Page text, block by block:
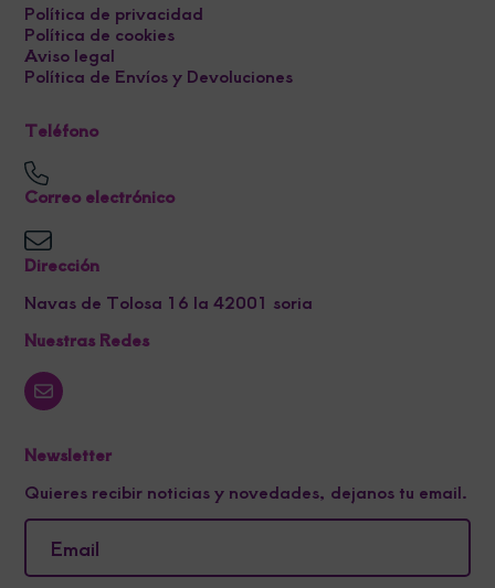
Política de privacidad
Política de cookies
Aviso legal
Política de Envíos y Devoluciones
Teléfono
Correo electrónico
Dirección
Navas de Tolosa 16 la 42001 soria
Nuestras Redes
Newsletter
Quieres recibir noticias y novedades, dejanos tu email.